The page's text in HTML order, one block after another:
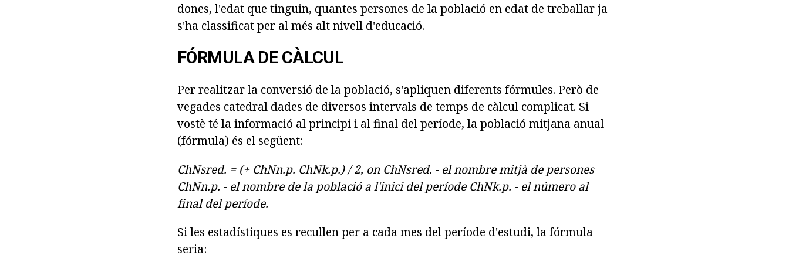
dones, l'edat que tinguin, quantes persones de la població en edat de treballar ja
s'ha classificat per al més alt nivell d'educació.
FÓRMULA DE CÀLCUL
Per realitzar la conversió de la població, s'apliquen diferents fórmules. Però de
vegades catedral dades de diversos intervals de temps de càlcul complicat. Si
vostè té la informació al principi i al final del període, la població mitjana anual
(fórmula) és el següent:
ChNsred. = (+ ChNn.p. ChNk.p.) / 2, on ChNsred. - el nombre mitjà de persones
ChNn.p. - el nombre de la població a l'inici del període ChNk.p. - el número al
final del període.
Si les estadístiques es recullen per a cada mes del període d'estudi, la fórmula
seria: